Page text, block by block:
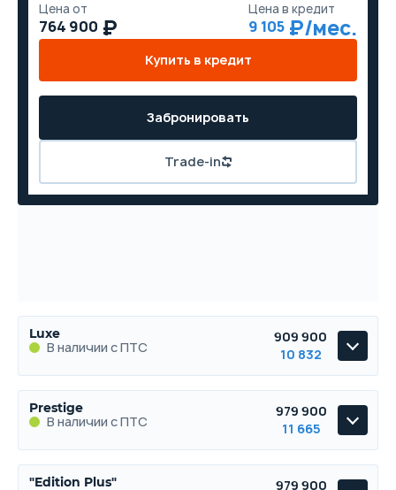
Цена от
764 900
Цена в кредит
9 105
Купить в кредит
Trade-in
Забронировать
Luxe
В наличии с ПТС
909 900
10 832
Luxe
В наличии с ПТС
Prestige
В наличии с ПТС
979 900
11 665
Prestige
"Edition Plus"
979 900